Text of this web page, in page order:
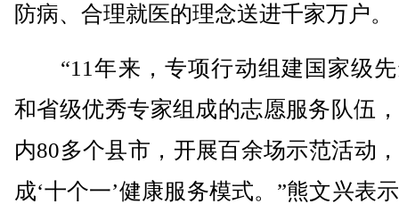
防病、合理就医的理念送进千家万户。
“11年来，专项行动组建国家级先
和省级优秀专家组成的志愿服务队伍
内80多个县市，开展百余场示范活动
成‘十个一’健康服务模式。”熊文兴表